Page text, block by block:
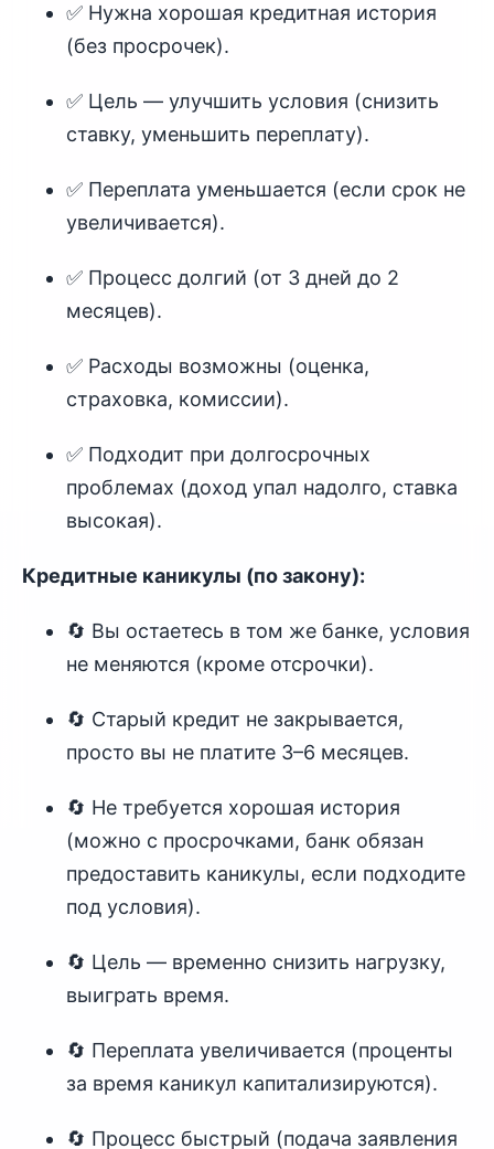
✅ Нужна хорошая кредитная история
(без просрочек).
✅ Цель — улучшить условия (снизить
ставку, уменьшить переплату).
✅ Переплата уменьшается (если срок не
увеличивается).
✅ Процесс долгий (от 3 дней до 2
месяцев).
✅ Расходы возможны (оценка,
страховка, комиссии).
✅ Подходит при долгосрочных
проблемах (доход упал надолго, ставка
высокая).
Кредитные каникулы (по закону):
🔄 Вы остаетесь в том же банке, условия
не меняются (кроме отсрочки).
🔄 Старый кредит не закрывается,
просто вы не платите 3–6 месяцев.
🔄 Не требуется хорошая история
(можно с просрочками, банк обязан
предоставить каникулы, если подходите
под условия).
🔄 Цель — временно снизить нагрузку,
выиграть время.
🔄 Переплата увеличивается (проценты
за время каникул капитализируются).
🔄 Процесс быстрый (подача заявления